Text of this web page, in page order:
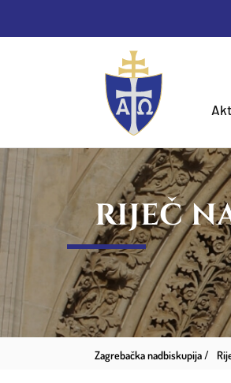
RIJEČ
Zagrebačka nadbiskupija